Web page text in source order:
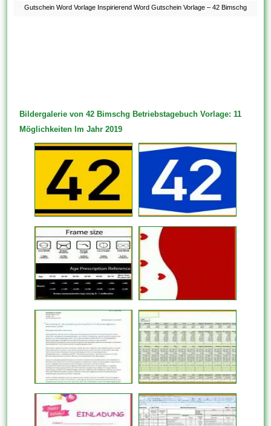
Gutschein Word Vorlage Inspirierend Word Gutschein Vorlage – 42 Bimschg
Bildergalerie von 42 Bimschg Betriebstagebuch Vorlage: 11
Möglichkeiten Im Jahr 2019